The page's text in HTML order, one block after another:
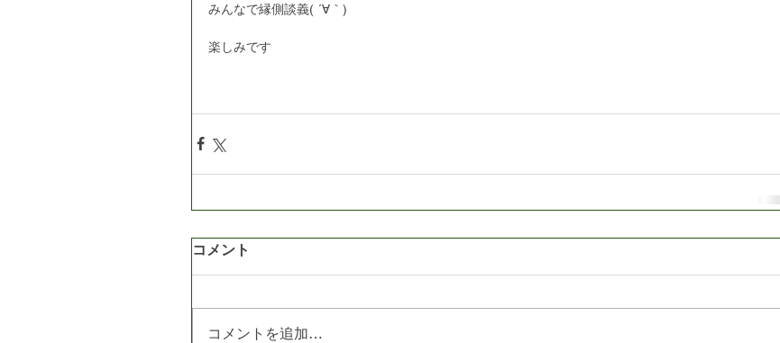
みんなで縁側談義( ´∀｀)
楽しみです
コメント
コメントを追加…